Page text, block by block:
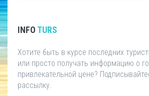
INFO TURS
Хотите быть в курсе последних
или просто получать информацию о
привлекательной цене?
рассылку.